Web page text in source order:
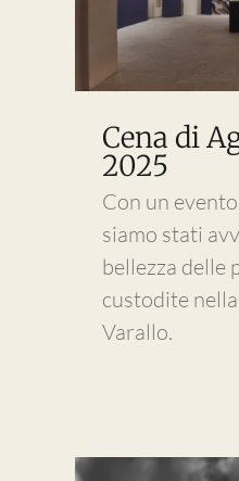
Cena di
2025
Con un
siamo stati
bellezza delle
custodite
Varallo.